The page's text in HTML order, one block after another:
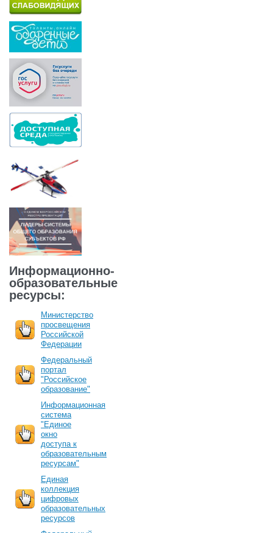
Информационно-
образовательные
ресурсы:
Министерство
просвещения
Российской
Федерации
Федеральный
портал
"Российское
образование"
Информационная
система
"Единое
окно
доступа к
образовательным
ресурсам"
Единая
коллекция
цифровых
образовательных
ресурсов